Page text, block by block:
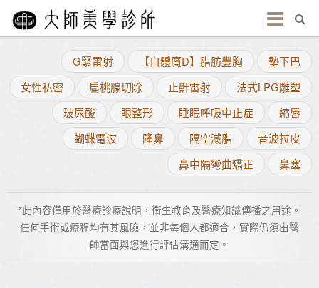
G緊雷射 【自體魔D】脂肪豐胸
墊下巴
女性私密
扁桃腺切除 止鼾雷射
法式LPG雕塑
玻尿酸
眼整形 睡眠呼吸中止症
縮唇
蝴蝶電波
隆鼻 隔空減脂
音波拉皮
鼻中隔彎曲矯正
鼻塞
*此內容僅用於醫療診療說明，衛生教育及醫療知識傳播之用途。
任何手術或療程均有其風險，並非每個人都適合，實際仍須由醫
師當面與您進行評估溝通而定。